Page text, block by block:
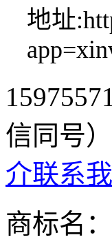
地址
信同号）
介联系我
商标名